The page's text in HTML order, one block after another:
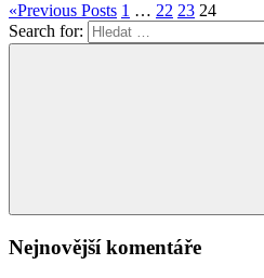
«Previous Posts 1 … 22 23 24
Search for:
Nejnovější komentáře